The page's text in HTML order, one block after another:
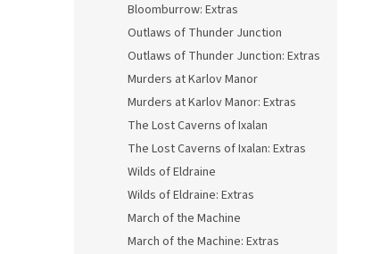
Bloomburrow: Extras
Outlaws of Thunder Junction
Outlaws of Thunder Junction: Extras
Murders at Karlov Manor
Murders at Karlov Manor: Extras
The Lost Caverns of Ixalan
The Lost Caverns of Ixalan: Extras
Wilds of Eldraine
Wilds of Eldraine: Extras
March of the Machine
March of the Machine: Extras